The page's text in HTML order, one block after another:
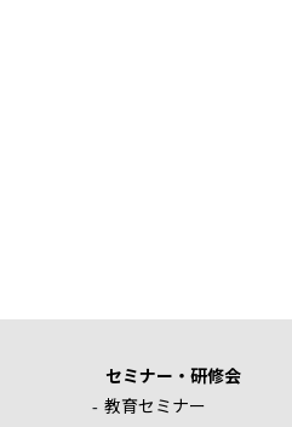
セミナー・研修会
教育セミナー